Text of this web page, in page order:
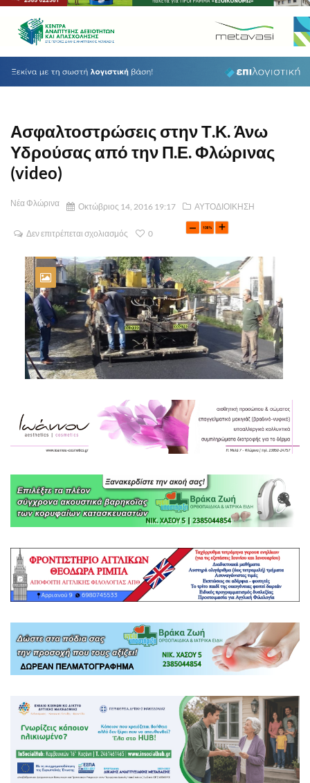
Ασφαλτοστρώσεις στην Τ.Κ. Άνω
Υδρούσας από την Π.Ε. Φλώρινας
(video)
Νέα Φλώρινα Οκτώβριος 14, 2016 19:17 ΑΥΤΟΔΙΟΙΚΗΣΗ
Δεν επιτρέπεται σχολιασμός 0